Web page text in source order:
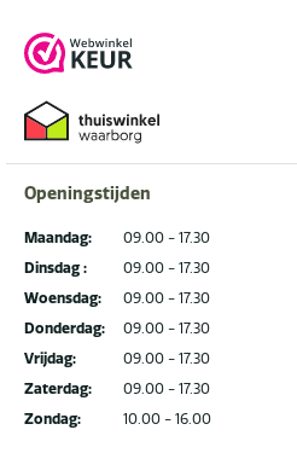
Openingstijden
Maandag:
Dinsdag :
Woensdag:
Donderdag:
Vrijdag:
Zaterdag:
Zondag:
09.00 - 17.30
09.00 - 17.30
09.00 - 17.30
09.00 - 17.30
09.00 - 17.30
09.00 - 17.30
10.00 - 16.00